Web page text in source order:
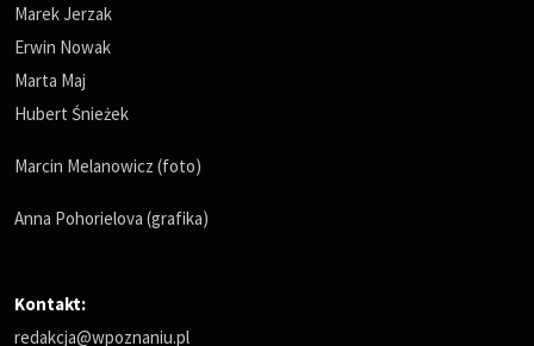
Marek Jerzak
Erwin Nowak
Marta Maj
Hubert Śnieżek
Marcin Melanowicz (foto)
Anna Pohorielova (grafika)
Kontakt:
redakcja@wpoznaniu.pl